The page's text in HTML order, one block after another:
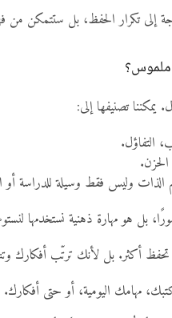
إلى تكرار الحفظ، بل ستتمكن من
يمكننا تصنيفها إلى:
التفاؤل.
وليس فقط وسيلة للدراسة أو
بل هو مهارة ذهنية نستخدمها
أكثر. بل لأنك ترتّب أفكارك
مهامك اليومية، أو حتى أفكارك.